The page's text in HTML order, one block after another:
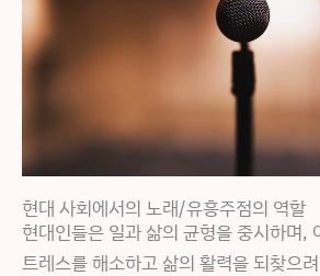
현대 사회에서의 노래/유흥주점의 역할
현대인들은 일과 삶의 균형을 중시하며,
트레스를 해소하고 삶의 활력을 되찾으